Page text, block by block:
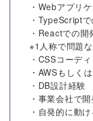
・Webアプリ
・TypeScript
・Reactでの
※1人称で問題
・CSSコーデ
・AWSもしく
・DB設計経験
・事業会社で
・自発的に動